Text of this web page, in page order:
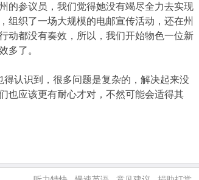
的参议员，我们觉得她没有竭尽全力去实现
组织了一场大规模的电邮宣传活动，还在州
动都没有奏效，所以，我们开始物色一位新
多了。
认识到，很多问题是复杂的，解决起来没
也应该更有耐心才对，不然可能会适得其